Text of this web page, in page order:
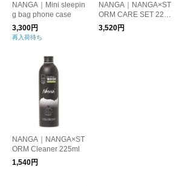
NANGA｜Mini sleepin
g bag phone case
3,300円
再入荷待ち
NANGA｜NANGA×ST
ORM CARE SET 225
ml
3,520円
NANGA｜NANGA×ST
ORM Cleaner 225ml
1,540円